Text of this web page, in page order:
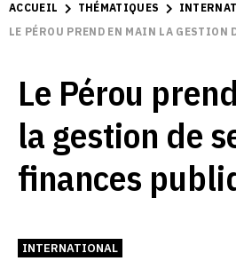
ACCUEIL THÉMATIQUES
LE PÉROU PREND EN MAIN LA GESTION
Le Pérou
la gestion de
finances
INTERNATIONAL